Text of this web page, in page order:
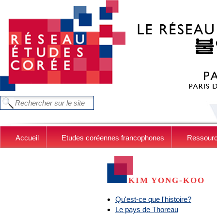
Aller au contenu principal
FORMULAIRE DE RECHERCHE
Chercher dans ce site
Accueil Etudes coréennes francophones
KIM YONG-KOO
Qu'est-ce que l'histoire?
Le pays de Thoreau